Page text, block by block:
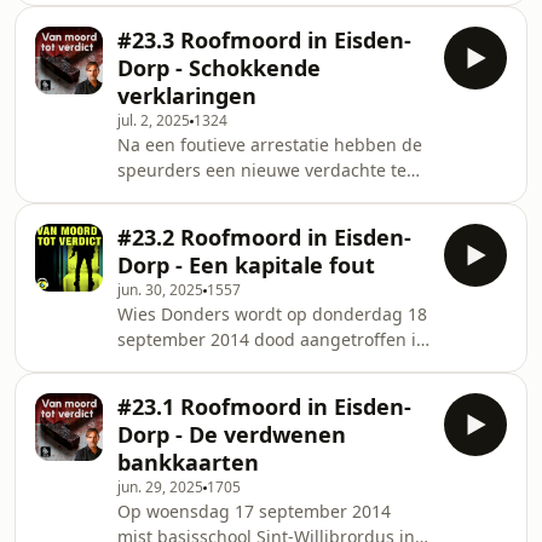
en advocaat Paul Engelen vechten
niet alleen voor gerechtigheid, maar
ook voor de nagedachtenis van
Wies.See omnys
duidelijk wat de vreemde snijwonden
in Wies haar hand betekenen. Voor
slechts 250 euro betaalde de 64-jarige
vrouw met haar leven.See
omnystudio.com/listener for privacy
information.
#23.3 Roofmoord in Eisden-
Dorp - Schokkende
verklaringen
jul. 2, 2025 1324
Na een foutieve arrestatie hebben de
speurders een nieuwe verdachte te
Wies haar bankkaarten toe. De
klusjesman heeft heel wat zware
geldzorgen die al een tijd aanslepen,
maar vooral: hij heeft op de dag van
de feiten dringend 1.200 euro
nodig.See omnystudio.com/listener
for privacy information.
#23.2 Roofmoord in Eisden-
Dorp - Een kapitale fout
jun. 30, 2025 1557
Wies Donders wordt op donderdag 18
september 2014 dood aangetroffen in
werd met geweld om het leven
gebracht. Haar bankkaarten zijn
verdwenen en iemand heeft 250 euro
van haar rekening afgehaald. Al snel
wordt een man opgepakt, maar die
#23.1 Roofmoord in Eisden-
Dorp - De verdwenen
bankkaarten
jun. 29, 2025 1705
Op woensdag 17 september 2014
mist basisschool Sint-Willibrordus in